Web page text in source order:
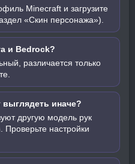
Minecraft и загрузите
«Скин персонажа»).
и Bedrock?
различается только
иначе?
другую модель рук
настройки